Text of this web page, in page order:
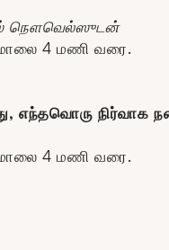
நௌவெல்ஸுடன்
4 மணி வரை.
எந்தவொரு நிர்வாக
4 மணி வரை.